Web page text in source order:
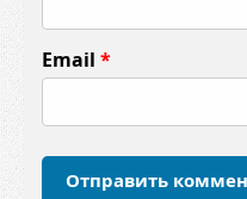
т
а
р
и
Email *